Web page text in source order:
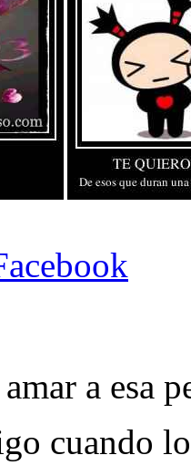
a esa
cuando